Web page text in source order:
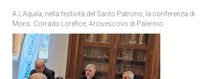
A L’Aquila, nella festività del Santo Patrono, la conferenza di
Mons. Corrado Lorefice, Arcivescovo di Palermo